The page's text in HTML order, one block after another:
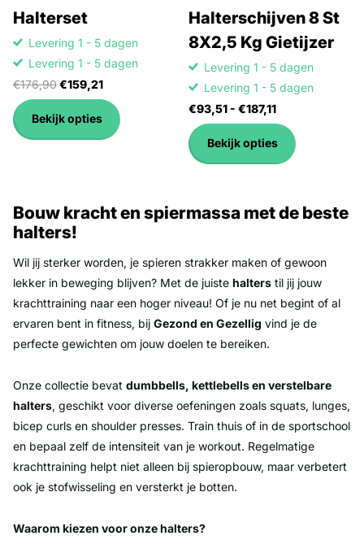
Halterset
Levering 1 - 5 dagen
Levering 1 - 5 dagen
€176,90€159,21
Bekijk opties
Halterschijven 8 St
8X2,5 Kg Gietijzer
Levering 1 - 5 dagen
Levering 1 - 5 dagen
€93,51 - €187,11
Bekijk opties
Bouw kracht en spiermassa met de beste
halters!
Wil jij sterker worden, je spieren strakker maken of gewoon
lekker in beweging blijven? Met de juiste halters til jij jouw
krachttraining naar een hoger niveau! Of je nu net begint of al
ervaren bent in fitness, bij Gezond en Gezellig vind je de
perfecte gewichten om jouw doelen te bereiken.
Onze collectie bevat dumbbells, kettlebells en verstelbare
halters, geschikt voor diverse oefeningen zoals squats, lunges,
bicep curls en shoulder presses. Train thuis of in de sportschool
en bepaal zelf de intensiteit van je workout. Regelmatige
krachttraining helpt niet alleen bij spieropbouw, maar verbetert
ook je stofwisseling en versterkt je botten.
Waarom kiezen voor onze halters?